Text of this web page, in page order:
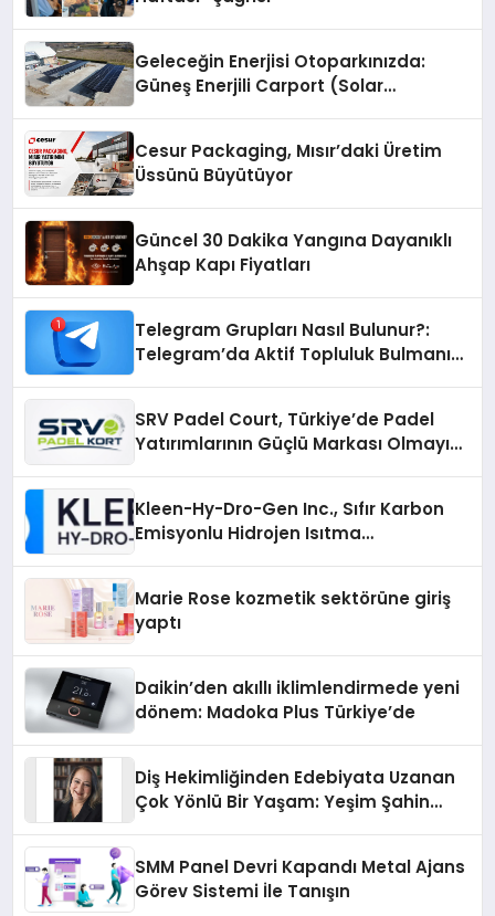
Geleceğin Enerjisi Otoparkınızda:
Güneş Enerjili Carport (Solar
Cesur Packaging, Mısır’daki Üretim
Üssünü Büyütüyor
Güncel 30 Dakika Yangına Dayanıklı
Ahşap Kapı Fiyatları
Telegram Grupları Nasıl Bulunur?:
Telegram’da Aktif Topluluk Bulmanın
SRV Padel Court, Türkiye’de Padel
Yatırımlarının Güçlü Markası Olmayı
Kleen-Hy-Dro-Gen Inc., Sıfır Karbon
Emisyonlu Hidrojen Isıtma
Marie Rose kozmetik sektörüne giriş
yaptı
Daikin’den akıllı iklimlendirmede yeni
dönem: Madoka Plus Türkiye’de
Diş Hekimliğinden Edebiyata Uzanan
Çok Yönlü Bir Yaşam: Yeşim Şahin
SMM Panel Devri Kapandı Metal Ajans
Görev Sistemi İle Tanışın